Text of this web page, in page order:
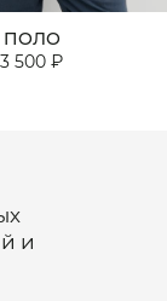
ПОЛО
3 500 ₽
и